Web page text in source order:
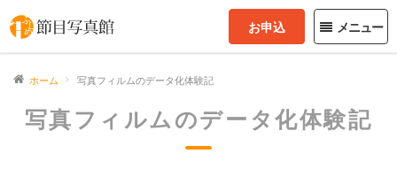
メニュー
お申込
ホーム 写真フィルムのデータ化体験記
写真フィルムのデータ化体験記